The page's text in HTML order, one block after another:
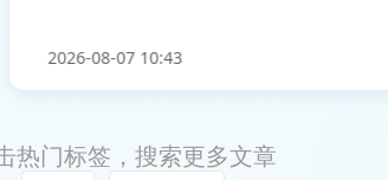
2026-08-07 10:43
热门标签，搜索更多文章